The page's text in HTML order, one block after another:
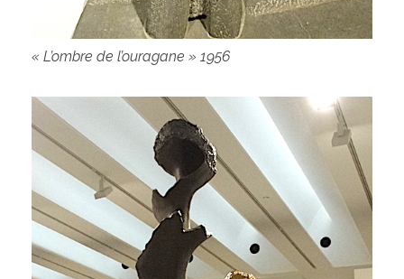
« L’ombre de l’ouragane » 1956